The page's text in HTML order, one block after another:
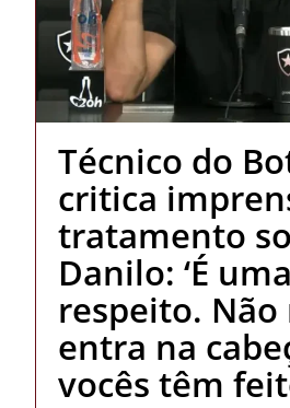
Técnico do
critica
tratamento
Danilo: ‘É
respeito. Não
entra na
vocês têm